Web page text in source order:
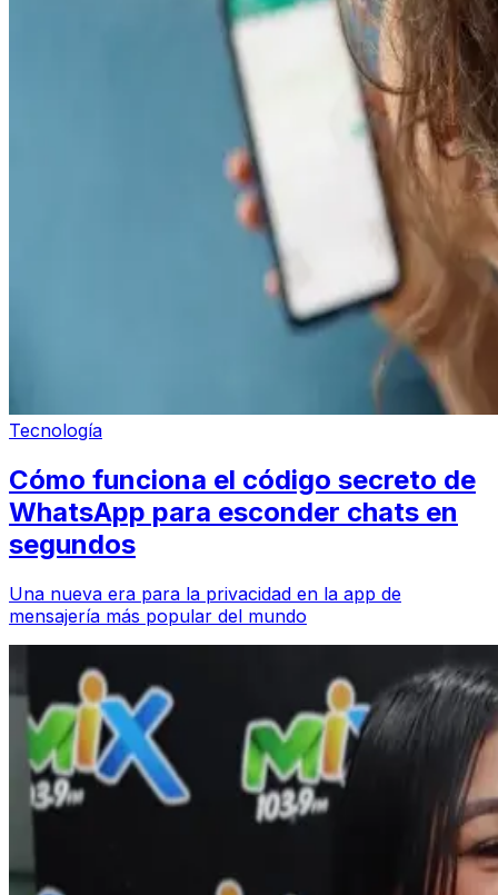
Tecnología
Cómo funciona el código secreto de
WhatsApp para esconder chats en
segundos
Una nueva era para la privacidad en la app de
mensajería más popular del mundo